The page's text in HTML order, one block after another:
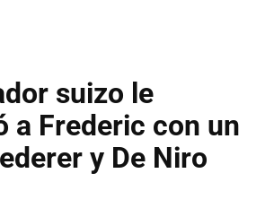
suizo le
a Frederic con un
y De Niro